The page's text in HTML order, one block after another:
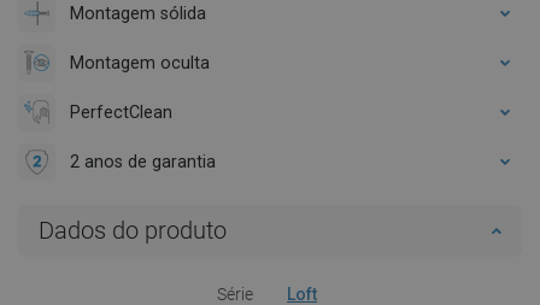
Montagem sólida
Montagem oculta
PerfectClean
2 anos de garantia
Dados do produto
Série Loft